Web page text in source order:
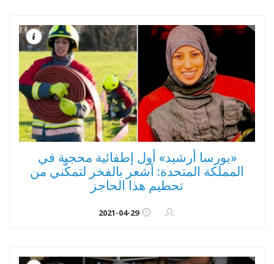
«يورسا أرشيد» أول إطفائية محجبة في
المملكة المتحدة: أشعر بالفخر لتمكُّني من
تحطيم هذا الحاجز
2021-04-29